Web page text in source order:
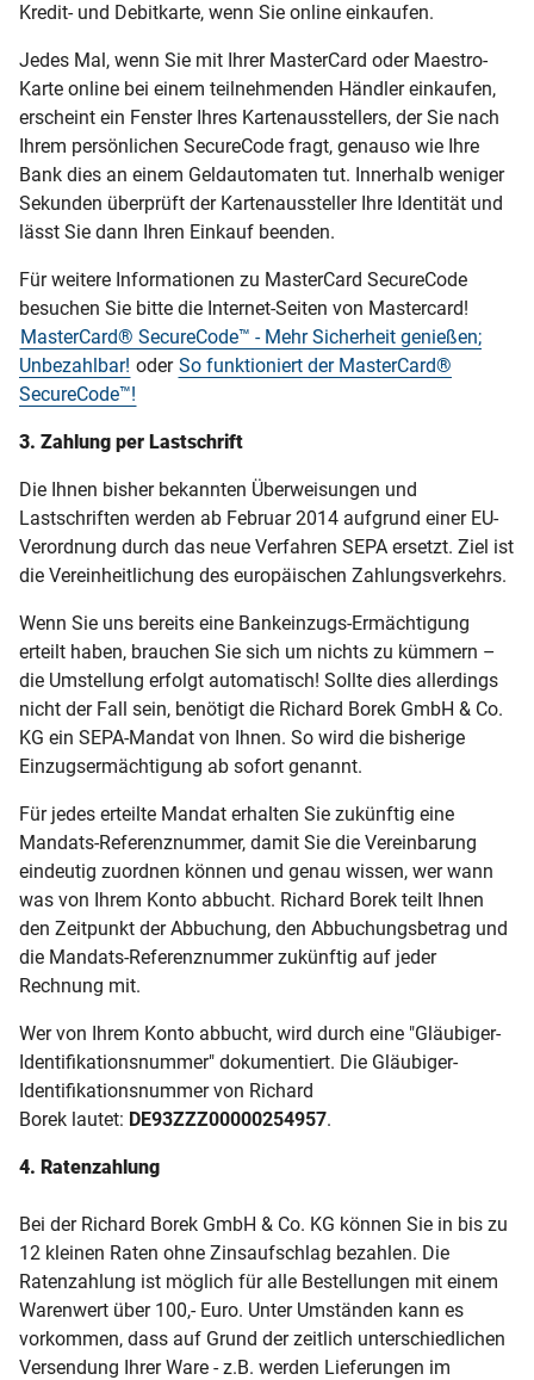
Kredit- und Debitkarte, wenn Sie online einkaufen.
Jedes Mal, wenn Sie mit Ihrer MasterCard oder Maestro-
Karte online bei einem teilnehmenden Händler einkaufen,
erscheint ein Fenster Ihres Kartenausstellers, der Sie nach
Ihrem persönlichen SecureCode fragt, genauso wie Ihre
Bank dies an einem Geldautomaten tut. Innerhalb weniger
Sekunden überprüft der Kartenaussteller Ihre Identität und
lässt Sie dann Ihren Einkauf beenden.
Für weitere Informationen zu MasterCard SecureCode
besuchen Sie bitte die Internet-Seiten von Mastercard!
MasterCard® SecureCode™ - Mehr Sicherheit genießen;
Unbezahlbar! oder So funktioniert der MasterCard®
SecureCode™!
3. Zahlung per Lastschrift
Die Ihnen bisher bekannten Überweisungen und
Lastschriften werden ab Februar 2014 aufgrund einer EU-
Verordnung durch das neue Verfahren SEPA ersetzt. Ziel ist
die Vereinheitlichung des europäischen Zahlungsverkehrs.
Wenn Sie uns bereits eine Bankeinzugs-Ermächtigung
erteilt haben, brauchen Sie sich um nichts zu kümmern –
die Umstellung erfolgt automatisch! Sollte dies allerdings
nicht der Fall sein, benötigt die Richard Borek GmbH & Co.
KG ein SEPA-Mandat von Ihnen. So wird die bisherige
Einzugsermächtigung ab sofort genannt.
Für jedes erteilte Mandat erhalten Sie zukünftig eine
Mandats-Referenznummer, damit Sie die Vereinbarung
eindeutig zuordnen können und genau wissen, wer wann
was von Ihrem Konto abbucht. Richard Borek teilt Ihnen
den Zeitpunkt der Abbuchung, den Abbuchungsbetrag und
die Mandats-Referenznummer zukünftig auf jeder
Rechnung mit.
Wer von Ihrem Konto abbucht, wird durch eine "Gläubiger-
Identifikationsnummer" dokumentiert. Die Gläubiger-
Identifikationsnummer von Richard
Borek lautet: DE93ZZZ00000254957.
4. Ratenzahlung
Bei der Richard Borek GmbH & Co. KG können Sie in bis zu
12 kleinen Raten ohne Zinsaufschlag bezahlen. Die
Ratenzahlung ist möglich für alle Bestellungen mit einem
Warenwert über 100,- Euro. Unter Umständen kann es
vorkommen, dass auf Grund der zeitlich unterschiedlichen
Versendung Ihrer Ware - z.B. werden Lieferungen im